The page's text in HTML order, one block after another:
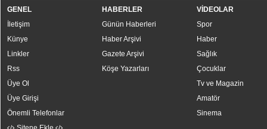
GENEL
İletişim
Künye
Linkler
Rss
Üye Ol
Üye Girişi
Önemli Telefonlar
HABERLER
Günün Haberleri
Haber Arşivi
Gazete Arşivi
Köşe Yazarları
VİDEOLAR
Spor
Haber
Sağlık
Çocuklar
Tv ve Magazin
Amatör
Sinema